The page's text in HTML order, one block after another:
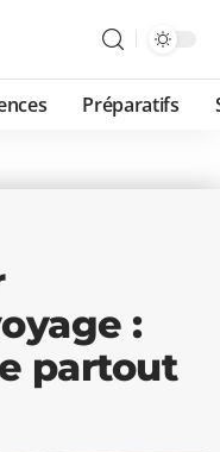
Préparatifs
:
partout